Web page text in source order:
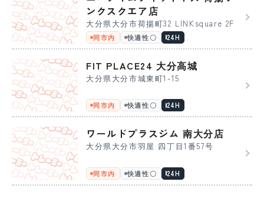
ンクスクエア店
大分県大分市荷揚町32 LINKsquare 2F
同市内 快適性〇 24H
FIT PLACE24 大分高城
大分県大分市城東町1-15
同市内 快適性〇 24H
ワールドプラスジム 南大分店
大分県大分市羽屋 四丁目1番57号
同市内 快適性〇 24H